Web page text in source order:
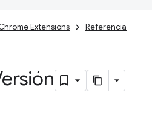
Extensions Referencia